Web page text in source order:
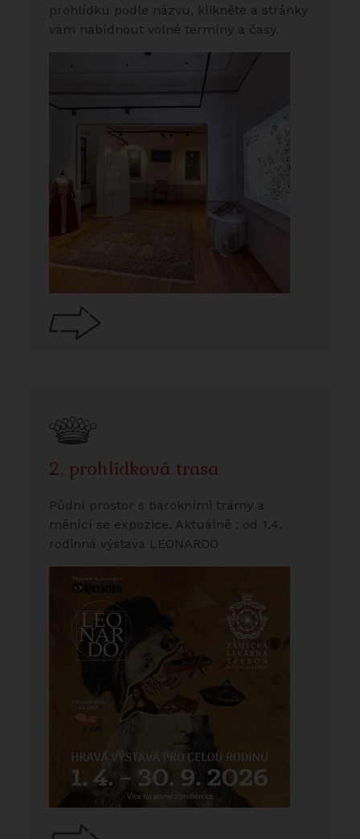
prohlídku podle názvu, klikněte a stránky
vám nabídnout volné termíny a časy.
2. prohlídková trasa
Půdní prostor s barokními trámy a
měnící se expozice. Aktuálně : od 1.4.
rodinná výstava LEONARDO